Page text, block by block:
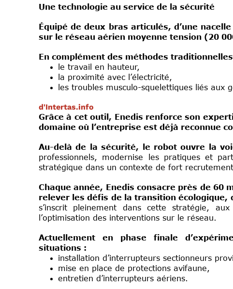
Une technologie au service de la sécurité
Équipé de deux bras articulés, d’une
sur le réseau aérien moyenne tension (20
En complément des méthodes
le travail en hauteur,
la proximité avec l’électricité,
les troubles musculo-squelettiques liés aux
d'Intertas.info
Grâce à cet outil, Enedis renforce son
domaine où l’entreprise est déjà reconnue
Au-delà de la sécurité, le robot ouvre la
professionnels, modernise les pratiques et
stratégique dans un contexte de fort
Chaque année, Enedis consacre près de 60
relever les défis de la transition écologique,
s’inscrit pleinement dans cette stratégie,
l’optimisation des interventions sur le réseau.
Actuellement en phase finale
situations :
installation d’interrupteurs sectionneurs
mise en place de protections avifaune,
entretien d’interrupteurs aériens.